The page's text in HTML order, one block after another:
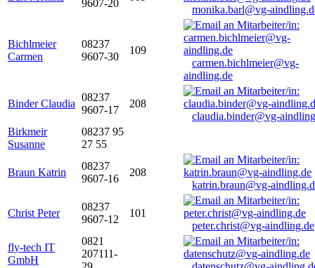
9607-20
monika.barl@vg-
Bichlmeier
Carmen
08237
9607-30
109
carmen.bichlmeier@vg-
aindling.de
Binder Claudia
08237
9607-17
208
claudia.binder@vg-
Birkmeir
Susanne
08237 95
27 55
Braun Katrin
08237
9607-16
208
katrin.braun@vg-
Christ Peter
08237
9607-12
101
peter.christ@vg-aindling.de
fly-tech IT
GmbH
0821
207111-